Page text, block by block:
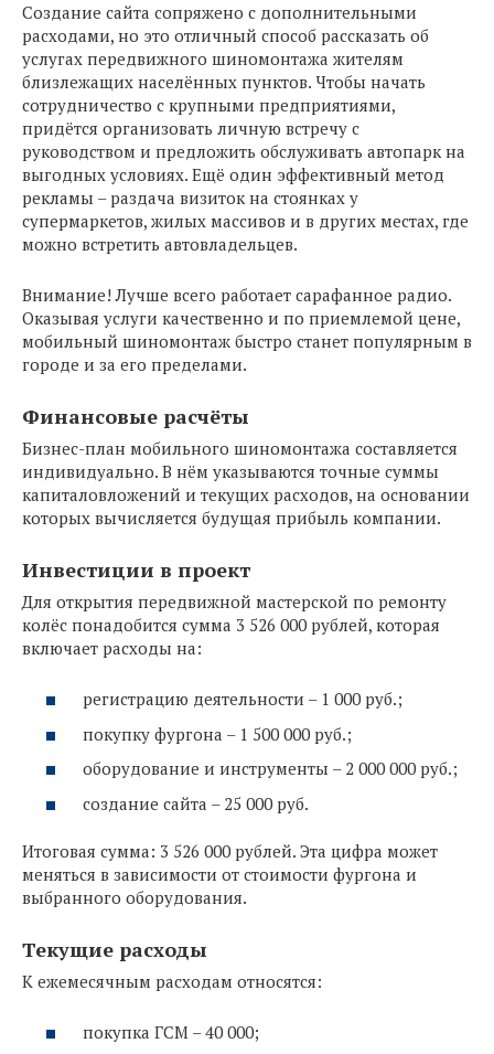
Создание сайта сопряжено с дополнительными
расходами, но это отличный способ рассказать об
услугах передвижного шиномонтажа жителям
близлежащих населённых пунктов. Чтобы начать
сотрудничество с крупными предприятиями,
придётся организовать личную встречу с
руководством и предложить обслуживать автопарк на
выгодных условиях. Ещё один эффективный метод
рекламы – раздача визиток на стоянках у
супермаркетов, жилых массивов и в других местах, где
можно встретить автовладельцев.
Внимание! Лучше всего работает сарафанное радио.
Оказывая услуги качественно и по приемлемой цене,
мобильный шиномонтаж быстро станет популярным в
городе и за его пределами.
Финансовые расчёты
Бизнес-план мобильного шиномонтажа составляется
индивидуально. В нём указываются точные суммы
капиталовложений и текущих расходов, на основании
которых вычисляется будущая прибыль компании.
Инвестиции в проект
Для открытия передвижной мастерской по ремонту
колёс понадобится сумма 3 526 000 рублей, которая
включает расходы на:
регистрацию деятельности – 1 000 руб.;
покупку фургона – 1 500 000 руб.;
оборудование и инструменты – 2 000 000 руб.;
создание сайта – 25 000 руб.
Итоговая сумма: 3 526 000 рублей. Эта цифра может
меняться в зависимости от стоимости фургона и
выбранного оборудования.
Текущие расходы
К ежемесячным расходам относятся:
покупка ГСМ – 40 000;